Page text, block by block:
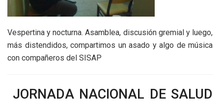
Vespertina y nocturna. Asamblea, discusión gremial y luego,
más distendidos, compartimos un asado y algo de música
con compañeros del SISAP
JORNADA NACIONAL DE SALUD